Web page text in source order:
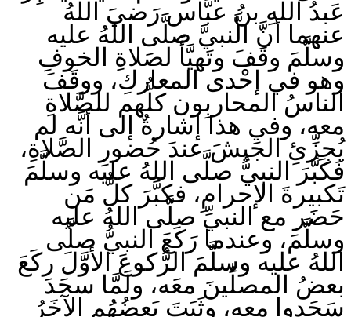
عَبدُ اللهِ بنُ عبَّاس رَضيَ اللهُ
عنهما أنَّ الَّنبيَّ صلَّى اللهُ عليه
وسلَّمَ وقَفَ وتَهيَّأَ لصَلاةِ الخوفِ
وهو في إحْدى المعاركِ، ووقَفَ
الناسُ المحاربِون كلُّهم للصَّلاةِ
معه، وفي هذا إشارةٌ إلى أنَّه لم
يُجزِّئِ الجَيشَ عندَ حُضورِ الصَّلاةِ،
فَكَبَّرَ النبيُّ صلَّى اللهُ عليه وسلَّمَ
تَكبيرةَ الإحرامِ، فكبَّرَ كلُّ مَن
حَضَر مع النبيِّ صلَّى اللهُ عليه
وسلَّمَ، وعندما رَكَعَ النبيُّ صلَّى
اللهُ عليه وسلَّمَ الرُّكوعَ الأوَّلَ ركَعَ
بعضُ المصلِّينَ معَه، ولَمَّا سجَدَ
سَجَدوا معه، وثَبَتَ بَعضُهُم الآخَرُ